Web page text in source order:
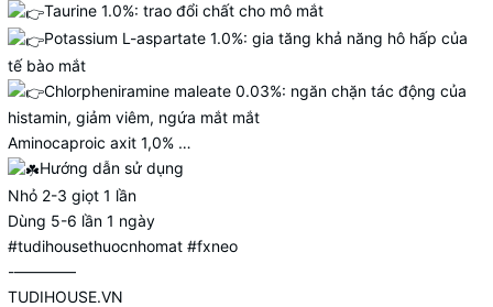
Taurine 1.0%: trao đổi chất cho mô mắt
Potassium L-aspartate 1.0%: gia tăng khả năng hô hấp của
tế bào mắt
Chlorpheniramine maleate 0.03%: ngăn chặn tác động của
histamin, giảm viêm, ngứa mắt mắt
Aminocaproic axit 1,0% …
Hướng dẫn sử dụng
Nhỏ 2-3 giọt 1 lần
Dùng 5-6 lần 1 ngày
#tudihousethuocnhomat #fxneo
-————
TUDIHOUSE.VN